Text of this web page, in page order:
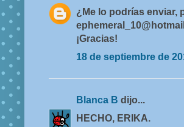
¿Me lo podrías enviar,
¡Gracias!
18 de septiembre de
Blanca B dijo...
HECHO, ERIKA.